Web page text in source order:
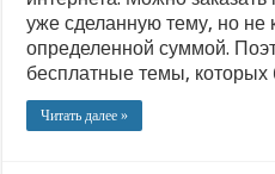
уже сделанную тему, но не
определенной суммой.
бесплатные темы,
Читать далее »